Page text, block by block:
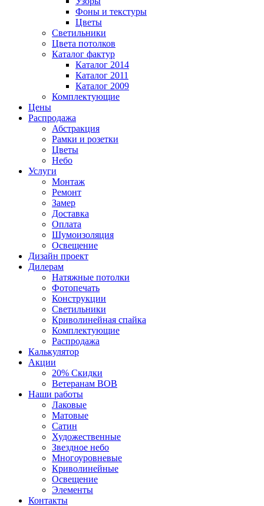
Фоны и текстуры
Цветы
Светильники
Цвета потолков
Каталог фактур
Каталог 2014
Каталог 2011
Каталог 2009
Комплектующие
Цены
Распродажа
Абстракция
Рамки и розетки
Цветы
Небо
Услуги
Монтаж
Ремонт
Замер
Доставка
Оплата
Шумоизоляция
Освещение
Дизайн проект
Дилерам
Натяжные потолки
Фотопечать
Конструкции
Светильники
Криволинейная спайка
Комплектующие
Распродажа
Калькулятор
Акции
20% Скидки
Ветеранам ВОВ
Наши работы
Лаковые
Матовые
Сатин
Художественные
Звездное небо
Многоуровневые
Криволинейные
Освещение
Элементы
Контакты